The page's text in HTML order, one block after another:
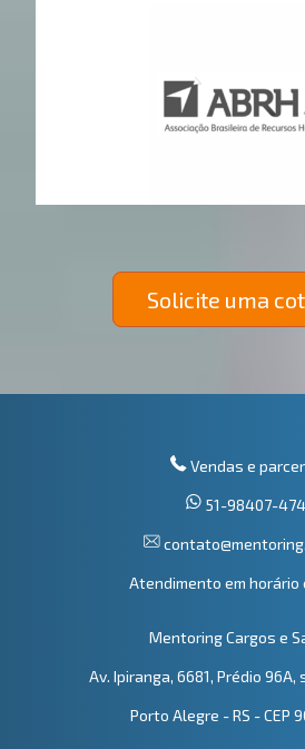
Solicite uma
Vendas e
51-98407-
Atendimento em horário
Mentoring Cargos e
Av. Ipiranga, 6681, Prédio 96A,
Porto Alegre - RS - CEP